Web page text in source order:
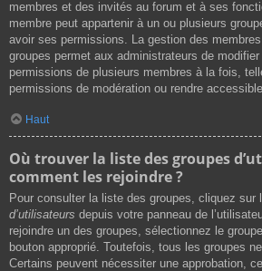
membres et des invités au forum et à ses
membre peut appartenir à un ou plusieurs
avoir ses permissions. La gestion des membres
groupes permet aux administrateurs de
permissions de plusieurs membres à la fois,
permissions de modération ou rendre
Haut
Où trouver la liste des groupes
comment les rejoindre ?
Pour consulter la liste des groupes, cliquez sur
d’utilisateurs depuis votre panneau de
rejoindre un des groupes, sélectionnez le
bouton approprié. Toutefois, tous les groupes
Certains peuvent nécessiter une approbation,